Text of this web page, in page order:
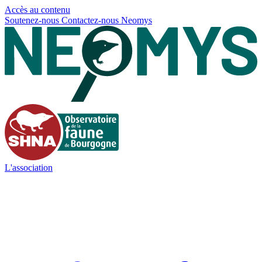
Accès au contenu
Soutenez-nous Contactez-nous Neomys
L'association
Panneau de gestion des cookies